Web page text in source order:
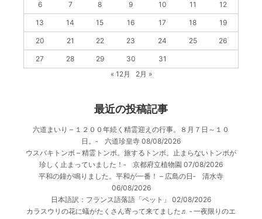
6 7 8 9 10 11 12
13 14 15 16 17 18 19
20 21 22 23 24 25 26
27 28 29 30
31
« 12月
2月 »
最近の投稿記事
六道まいり – １２００年続く精霊迎えの行事。８月７日～１０
日。‐ 六道珍皇寺 08/08/2026
ウスバキトンボ – 精霊トンボ。旅するトンボ。止まらないトンボが
珍しく止まっていました！‐ 京都府立植物園 07/08/2026
平和の鐘が鳴りました。平和が一番！ – 広島の日‐ 清水寺
06/08/2026
日本語訳：フランス語落語「ペット」
02/08/2026
カラスウリの花に蟻がたくさん寄って来てました♬ ‐ 一夜限りのエ